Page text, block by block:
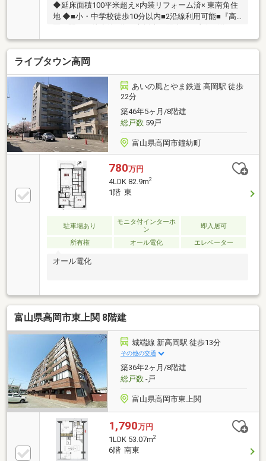
◆延床面積100平米超え×内装リフォーム済× 東南角住
地 ◆■小・中学校徒歩10分以内■2沿線利用可能■『高
スーツケースなどが収納できる大型ウォークインクロ
ーゼット■徒歩圏内にスーパーやコンビニなどが揃う
暮らしやすい住環境※バルコニー面積調査中
ライブタウン高岡
あいの風とやま鉄道 高岡駅 徒歩
22分
築46年5ヶ月/8階建
総戸数59戸
富山県高岡市鐘紡町
780万円
4LDK 82.9m2
1階 東
駐車場あり
モニタ付インターホ
ン
即入居可
所有権 オール電化 エレベーター
オール電化
富山県高岡市東上関 8階建
城端線 新高岡駅 徒歩13分
その他の交通
築36年2ヶ月/8階建
総戸数-戸
富山県高岡市東上関
1,790万円
1LDK 53.07m2
6階 南東